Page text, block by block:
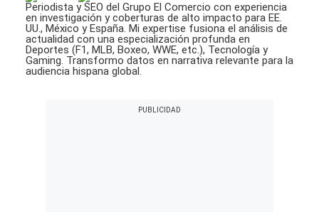
Periodista y SEO del Grupo El Comercio con experiencia
en investigación y coberturas de alto impacto para EE.
UU., México y España. Mi expertise fusiona el análisis de
actualidad con una especialización profunda en
Deportes (F1, MLB, Boxeo, WWE, etc.), Tecnología y
Gaming. Transformo datos en narrativa relevante para la
audiencia hispana global.